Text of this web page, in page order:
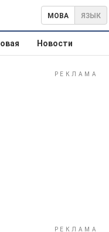
МОВА ЯЗЫК
Новости